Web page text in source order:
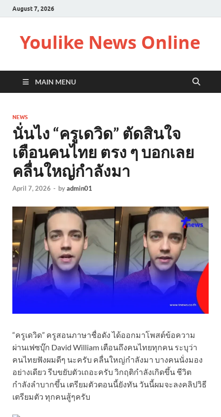
August 7, 2026
Youlike News Online
MAIN MENU
NEWS
นั่นไง “ครูเดวิด” ตัดสินใจ
เตือนคนไทย ตรง ๆ บอกเลย
คลื่นใหญ่กำลังมา
April 7, 2026 - byadmin01
“ครูเดวิด” ครูสอนภาษาชื่อดัง ได้ออกมาโพสต์ข้อความ
ผ่านเฟซบุ๊ก David William เตือนถึงคนไทยทุกคน ระบุว่า
คนไทยฟังผมดีๆ นะครับ คลื่นใหญ่กำลังมา บางคนนั่งมอง
อย่างเดียว รีบขยับตัวเถอะครับ วิกฤติกำลังเกิดขึ้น ชีวิต
กำลังลำบากขึ้น เตรียมตัวตอนนี้ยังทัน วันนี้ผมจะลงคลิปวิธี
เตรียมตัว ทุกคนสู้ๆครับ